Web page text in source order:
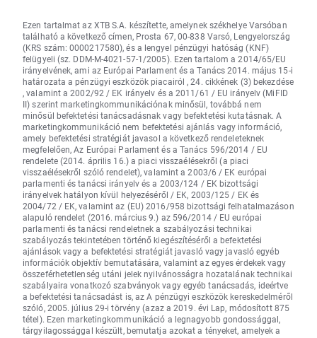
Ezen tartalmat az XTB S.A. készítette, amelynek székhelye Varsóban
található a következő címen, Prosta 67, 00-838 Varsó, Lengyelország
(KRS szám: 0000217580), és a lengyel pénzügyi hatóság (KNF)
felügyeli (sz. DDM-M-4021-57-1/2005). Ezen tartalom a 2014/65/EU
irányelvének, ami az Európai Parlament és a Tanács 2014. május 15-i
határozata a pénzügyi eszközök piacairól , 24. cikkének (3) bekezdése
, valamint a 2002/92 / EK irányelv és a 2011/61 / EU irányelv (MiFID
II) szerint marketingkommunikációnak minősül, továbbá nem
minősül befektetési tanácsadásnak vagy befektetési kutatásnak. A
marketingkommunikáció nem befektetési ajánlás vagy információ,
amely befektetési stratégiát javasol a következő rendeleteknek
megfelelően, Az Európai Parlament és a Tanács 596/2014 / EU
rendelete (2014. április 16.) a piaci visszaélésekről (a piaci
visszaélésekről szóló rendelet), valamint a 2003/6 / EK európai
parlamenti és tanácsi irányelv és a 2003/124 / EK bizottsági
irányelvek hatályon kívül helyezéséről / EK, 2003/125 / EK és
2004/72 / EK, valamint az (EU) 2016/958 bizottsági felhatalmazáson
alapuló rendelet (2016. március 9.) az 596/2014 / EU európai
parlamenti és tanácsi rendeletnek a szabályozási technikai
szabályozás tekintetében történő kiegészítéséről a befektetési
ajánlások vagy a befektetési stratégiát javasló vagy javasló egyéb
információk objektív bemutatására, valamint az egyes érdekek vagy
összeférhetetlenség utáni jelek nyilvánosságra hozatalának technikai
szabályaira vonatkozó szabványok vagy egyéb tanácsadás, ideértve
a befektetési tanácsadást is, az A pénzügyi eszközök kereskedelméről
szóló, 2005. július 29-i törvény (azaz a 2019. évi Lap, módosított 875
tétel). Ezen marketingkommunikáció a legnagyobb gondossággal,
tárgyilagossággal készült, bemutatja azokat a tényeket, amelyek a